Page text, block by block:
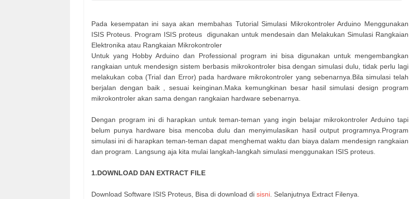
Pada kesempatan ini saya akan membahas Tutorial Simulasi Mikrokontroler Arduino Menggunakan
ISIS Proteus. Program ISIS proteus digunakan untuk mendesain dan Melakukan Simulasi Rangkaian
Elektronika atau Rangkaian Mikrokontroler
Untuk yang Hobby Arduino dan Professional program ini bisa digunakan untuk mengembangkan
rangkaian untuk mendesign sistem berbasis mikrokontroler bisa dengan simulasi dulu, tidak perlu lagi
melakukan coba (Trial dan Error) pada hardware mikrokontroler yang sebenarnya.Bila simulasi telah
berjalan dengan baik , sesuai keinginan.Maka kemungkinan besar hasil simulasi design program
mikrokontroler akan sama dengan rangkaian hardware sebenarnya.
Dengan program ini di harapkan untuk teman-teman yang ingin belajar mikrokontroler Arduino tapi
belum punya hardware bisa mencoba dulu dan menyimulasikan hasil output programnya.Program
simulasi ini di harapkan teman-teman dapat menghemat waktu dan biaya dalam mendesign rangkaian
dan program. Langsung aja kita mulai langkah-langkah simulasi menggunakan ISIS proteus.
1.DOWNLOAD DAN EXTRACT FILE
Download Software ISIS Proteus, Bisa di download di sisni. Selanjutnya Extract Filenya.